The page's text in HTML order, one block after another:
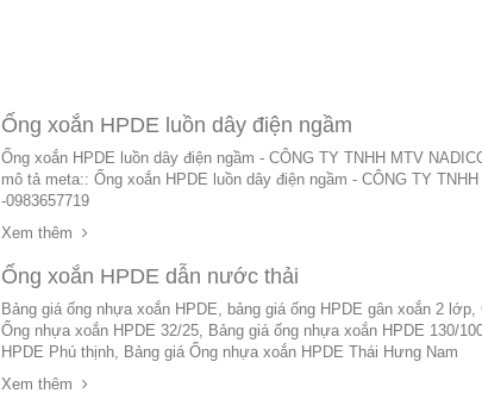
Ống xoắn HPDE luồn dây điện ngầm
Ống xoắn HPDE luồn dây điện ngầm - CÔNG TY TNHH MTV
mô tả meta:: Ống xoắn HPDE luồn dây điện ngầm - CÔNG TY
-0983657719
Xem thêm
Ống xoắn HPDE dẫn nước thải
Bảng giá ống nhựa xoắn HPDE, bảng giá ống HPDE gân xoắn 2 lớp,
Ống nhựa xoắn HPDE 32/25, Bảng giá ống nhựa xoắn HPDE 130/
HPDE Phú thịnh, Bảng giá Ống nhựa xoắn HPDE Thái Hưng Nam
Xem thêm